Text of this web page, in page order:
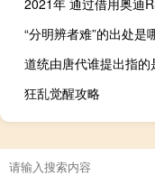
“分明辨者难”的出处是
狂乱觉醒攻略